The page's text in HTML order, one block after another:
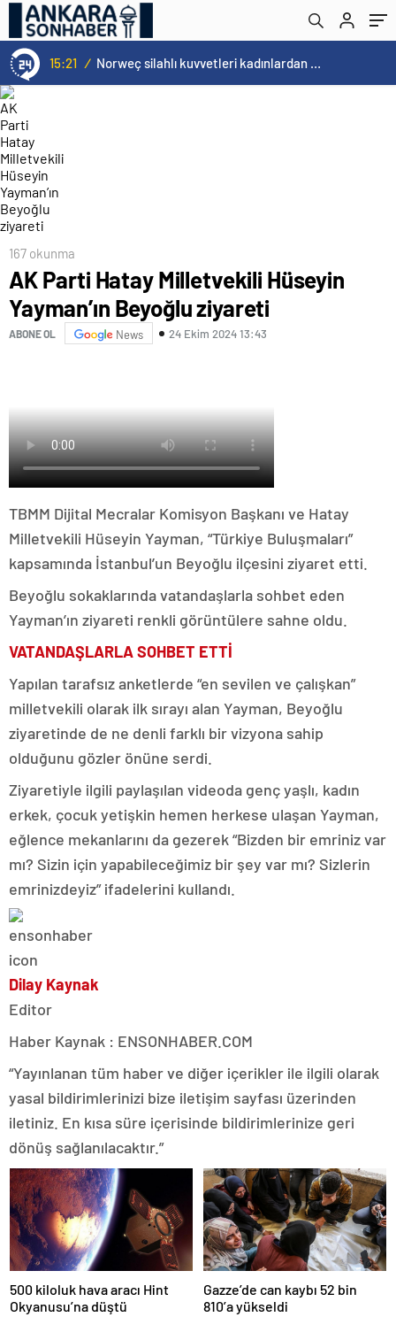
15:21 / Norweç silahlı kuvvetleri kadınlardan oluşan özel kuvvetler eğitimlerini başlattı.
167 okunma
AK Parti Hatay Milletvekili Hüseyin
Yayman’ın Beyoğlu ziyareti
ABONE OL News 24 Ekim 2024 13:43
TBMM Dijital Mecralar Komisyon Başkanı ve Hatay
Milletvekili Hüseyin Yayman, “Türkiye Buluşmaları”
kapsamında İstanbul’un Beyoğlu ilçesini ziyaret etti.
Beyoğlu sokaklarında vatandaşlarla sohbet eden
Yayman’ın ziyareti renkli görüntülere sahne oldu.
VATANDAŞLARLA SOHBET ETTİ
Yapılan tarafsız anketlerde “en sevilen ve çalışkan”
milletvekili olarak ilk sırayı alan Yayman, Beyoğlu
ziyaretinde de ne denli farklı bir vizyona sahip
olduğunu gözler önüne serdi.
Ziyaretiyle ilgili paylaşılan videoda genç yaşlı, kadın
erkek, çocuk yetişkin hemen herkese ulaşan Yayman,
eğlence mekanlarını da gezerek “Bizden bir emriniz var
mı? Sizin için yapabileceğimiz bir şey var mı? Sizlerin
emrinizdeyiz” ifadelerini kullandı.
Dilay Kaynak
Editor
Haber Kaynak : ENSONHABER.COM
“Yayınlanan tüm haber ve diğer içerikler ile ilgili olarak
yasal bildirimlerinizi bize iletişim sayfası üzerinden
iletiniz. En kısa süre içerisinde bildirimlerinize geri
dönüş sağlanılacaktır.”
500 kiloluk hava aracı Hint
Okyanusu’na düştü
Gazze’de can kaybı 52 bin
810’a yükseldi